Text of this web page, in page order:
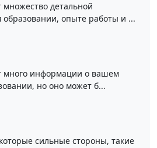
детальной
опыте работы и ...
много информации о вашем
но оно может б...
сильные стороны, такие